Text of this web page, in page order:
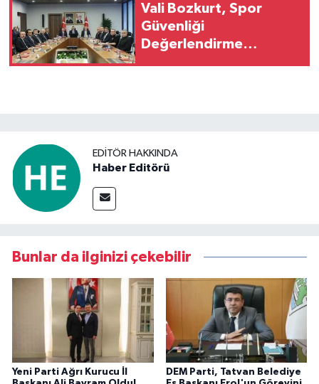
Vali Bozkurt, Spor
Güvenliği
Değerlendirme
EDITÖR HAKKINDA
Haber Editörü
Bunlar da ilginizi çekebilir
Yeni Parti Ağrı Kurucu İl
DEM Parti, Tatvan Belediye